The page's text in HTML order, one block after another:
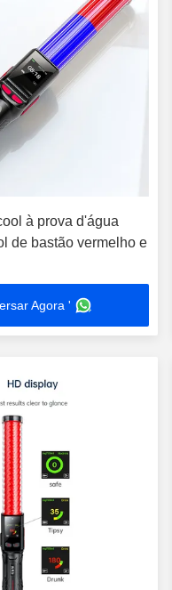
à prova d'água
de bastão vermelho e
Agora '